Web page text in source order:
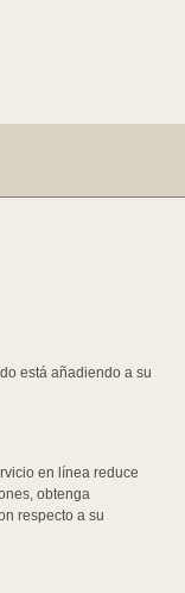
está añadiendo a su
en línea reduce
obtenga
respecto a su